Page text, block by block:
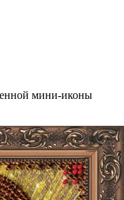
мини-иконы